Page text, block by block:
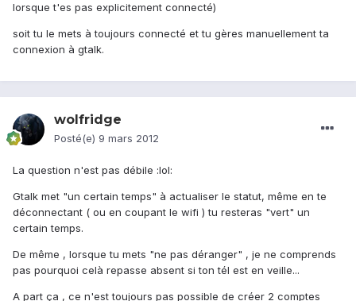
lorsque t'es pas explicitement connecté)
soit tu le mets à toujours connecté et tu gères manuellement ta
connexion à gtalk.
wolfridge
Posté(e) 9 mars 2012
La question n'est pas débile :lol:
Gtalk met "un certain temps" à actualiser le statut, même en te
déconnectant ( ou en coupant le wifi ) tu resteras "vert" un
certain temps.
De même , lorsque tu mets "ne pas déranger" , je ne comprends
pas pourquoi celà repasse absent si ton tél est en veille...
A part ça , ce n'est toujours pas possible de créer 2 comptes